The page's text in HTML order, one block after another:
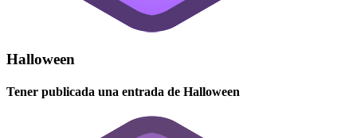
Halloween
Tener publicada una entrada de Halloween